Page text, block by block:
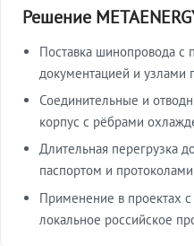
Решение
Поставка шинопровода с
документацией и узлами
Соединительные и
корпус с рёбрами
Длительная перегрузка
паспортом и
Применение в проектах
локальное российское